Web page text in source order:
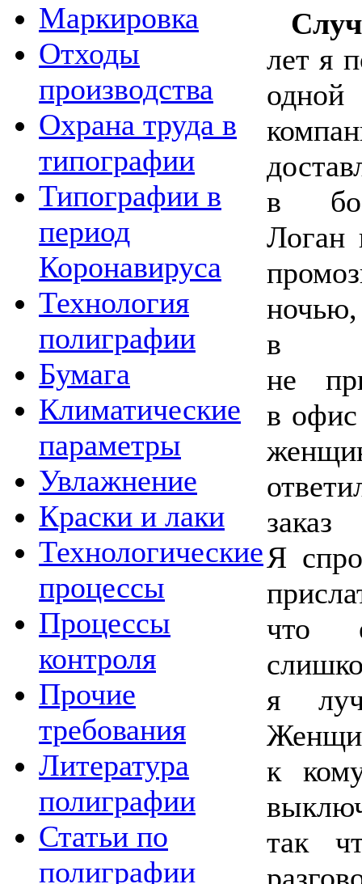
Маркировка
Отходы
производства
Охрана труда в
типографии
Типографии в
период
Коронавируса
Технология
полиграфии
Бумага
Климатические
параметры
Увлажнение
Краски и лаки
Технологические
процессы
Процессы
контроля
Прочие
требования
Литература
полиграфии
Статьи по
полиграфии
лет я
в
Логан
ночью,
в
не
в офис
Я
что
я
к
так